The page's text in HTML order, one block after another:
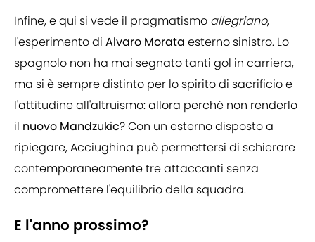
Infine, e qui si vede il pragmatismo allegriano,
l'esperimento di Alvaro Morata esterno sinistro. Lo
spagnolo non ha mai segnato tanti gol in carriera,
ma si è sempre distinto per lo spirito di sacrificio e
l'attitudine all'altruismo: allora perché non renderlo
il nuovo Mandzukic? Con un esterno disposto a
ripiegare, Acciughina può permettersi di schierare
contemporaneamente tre attaccanti senza
compromettere l'equilibrio della squadra.
E l'anno prossimo?